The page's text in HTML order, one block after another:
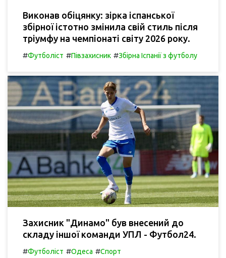
Виконав обіцянку: зірка іспанської
збірної істотно змінила свій стиль після
тріумфу на чемпіонаті світу 2026 року.
#Футболіст #Півзахисник #Збірна Іспанії з футболу
Захисник "Динамо" був внесений до
складу іншої команди УПЛ - Футбол24.
#Футболіст #Одеса #Спорт